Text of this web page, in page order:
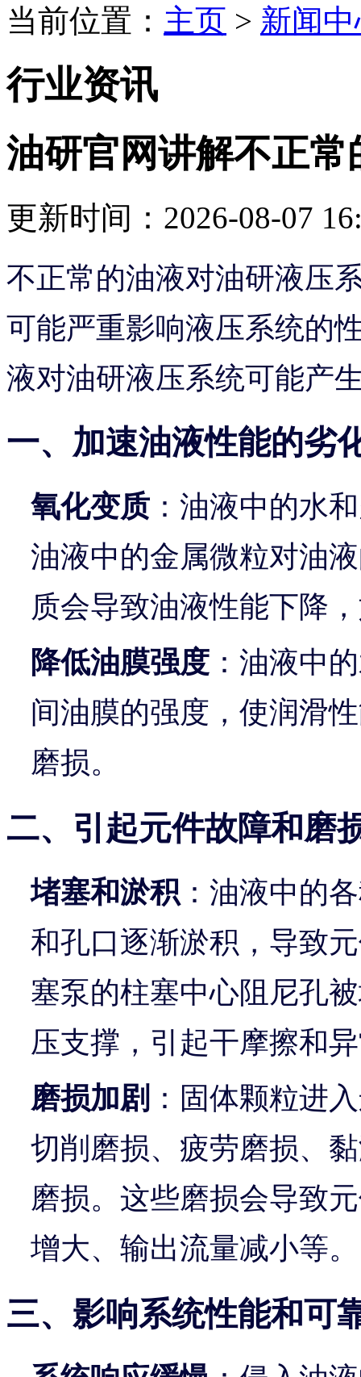
当前位置： 主页 > 新闻
行业资讯
油研官网讲解不正
更新时间：2026-08-07
不正常的油液对油研液压
可能严重影响液压系统的
液对油研液压系统可能产
一、加速油液性能的劣
氧化变质 ：油液中的水
油液中的金属微粒对油
质会导致油液性能下降
降低油膜强度 ：油液中
间油膜的强度，使润滑
磨损。
二、引起元件故障和磨
堵塞和淤积 ：油液中的
和孔口逐渐淤积，导致
塞泵的柱塞中心阻尼孔
压支撑，引起干摩擦和
磨损加剧 ：固体颗粒进
切削磨损、疲劳磨损、
磨损。这些磨损会导致
增大、输出流量减小等。
三、影响系统性能和可